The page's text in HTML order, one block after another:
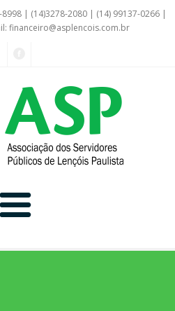
| (14)3278-2080 | (14) 99137-0266 |
financeiro@asplencois.com.br
Online